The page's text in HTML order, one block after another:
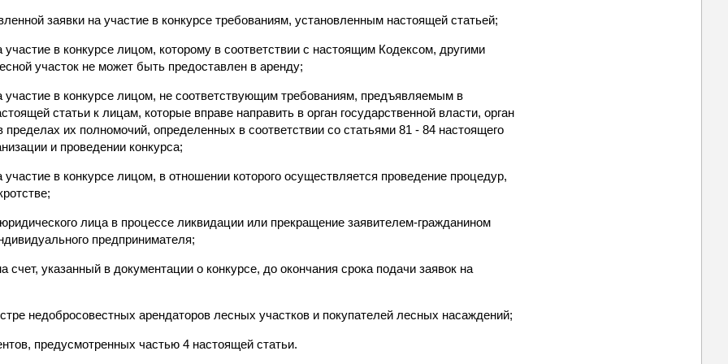
заявки на участие в конкурсе требованиям, установленным настоящей статьей;
участие в конкурсе лицом, которому в соответствии с настоящим Кодексом, другими
участок не может быть предоставлен в аренду;
участие в конкурсе лицом, не соответствующим требованиям, предъявляемым в
статьи к лицам, которые вправе направить в орган государственной власти, орган
пределах их полномочий, определенных в соответствии со статьями 81 - 84 настоящего
и проведении конкурса;
участие в конкурсе лицом, в отношении которого осуществляется проведение процедур,
лица в процессе ликвидации или прекращение заявителем-гражданином
предпринимателя;
счет, указанный в документации о конкурсе, до окончания срока подачи заявок на
недобросовестных арендаторов лесных участков и покупателей лесных насаждений;
предусмотренных частью 4 настоящей статьи.